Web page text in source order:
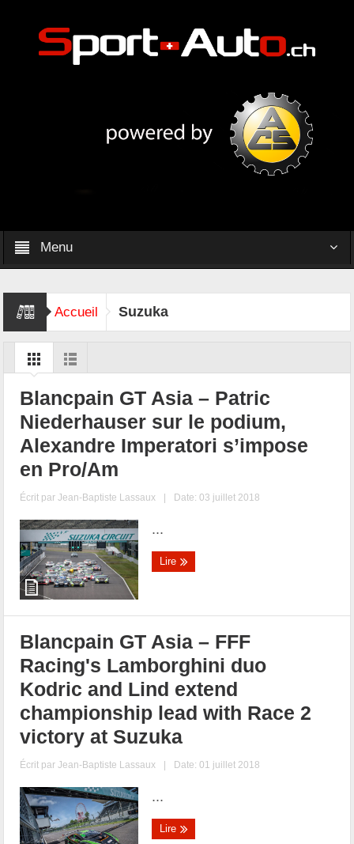
Menu
Accueil Suzuka
Blancpain GT Asia – Patric
Niederhauser sur le podium,
Alexandre Imperatori s’impose
en Pro/Am
Écrit parJean-Baptiste Lassaux | Date: 03 juillet 2018
...
Lire
Blancpain GT Asia – FFF
Racing's Lamborghini duo
Kodric and Lind extend
championship lead with Race 2
victory at Suzuka
Écrit parJean-Baptiste Lassaux | Date: 01 juillet 2018
...
Lire